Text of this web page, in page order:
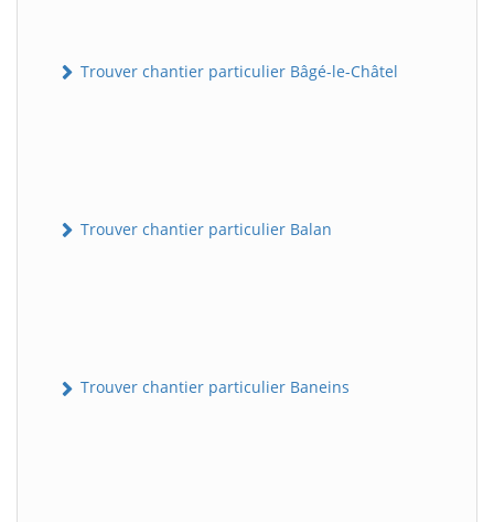
Trouver chantier particulier Bâgé-le-Châtel
Trouver chantier particulier Balan
Trouver chantier particulier Baneins